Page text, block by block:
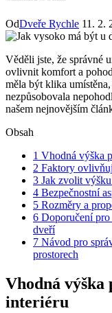
OdDveře Rychle 11. 2.
Věděli jste, že správné‌
ovlivnit⁤ komfort a
měla být klika
nezpůsobovala
našem nejnovějším
Obsah
1 Vhodná výška‍
2 Faktory
3 Jak​ zvolit
4 Bezpečnostní‌
5 Rozměry⁣ a
6 Doporučení
dveří
7 Návod​ pro
prostorech
Vhodná
interiéru